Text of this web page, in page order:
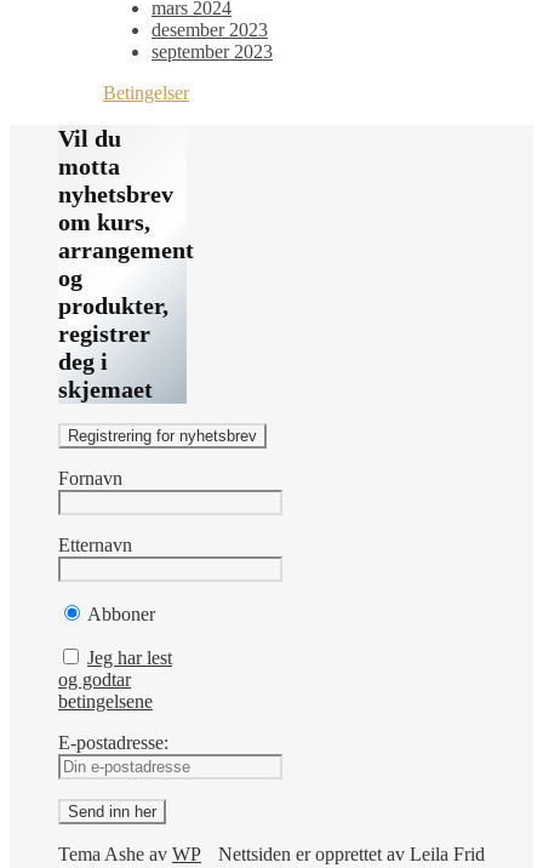
mars 2024
desember 2023
september 2023
Betingelser
Vil du
motta
nyhetsbrev
om kurs,
arrangement
og
produkter,
registrer
deg i
skjemaet
Fornavn
Etternavn
Abboner
Jeg har lest
og godtar
betingelsene
E-postadresse:
Nettsiden er opprettet av Leila Frid
Tema Ashe av WP